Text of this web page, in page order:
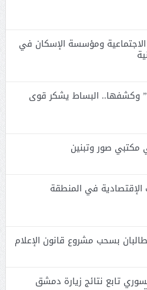
ومؤسسة الإسكان في
وكشفها.. البساط يشكر قوى
صور وتبنين
في المنطقة
بسحب مشروع قانون الإعلام
تابع نتائج زيارة دمشق